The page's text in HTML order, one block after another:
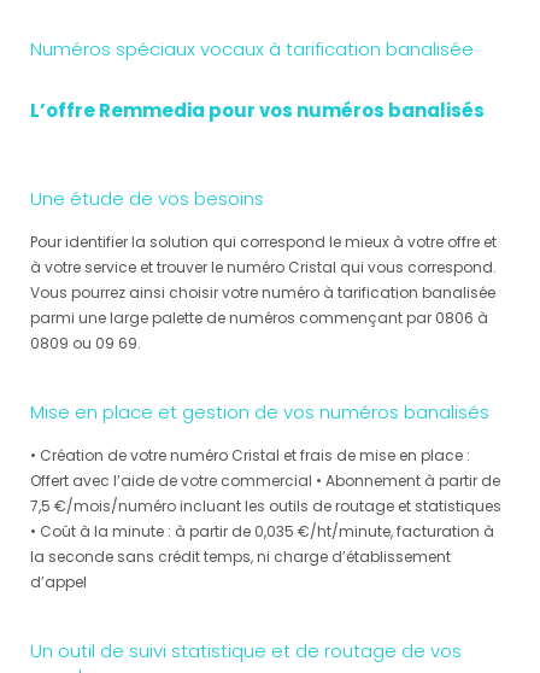
Numéros spéciaux vocaux à tarification banalisée
L’offre Remmedia pour vos numéros banalisés
Une étude de vos besoins
Pour identifier la solution qui correspond le mieux à votre offre et
à votre service et trouver le numéro Cristal qui vous correspond.
Vous pourrez ainsi choisir votre numéro à tarification banalisée
parmi une large palette de numéros commençant par 0806 à
0809 ou 09 69.
Mise en place et gestion de vos numéros banalisés
• Création de votre numéro Cristal et frais de mise en place :
Offert avec l’aide de votre commercial • Abonnement à partir de
7,5 €/mois/numéro incluant les outils de routage et statistiques
• Coût à la minute : à partir de 0,035 €/ht/minute, facturation à
la seconde sans crédit temps, ni charge d’établissement
d’appel
Un outil de suivi statistique et de routage de vos